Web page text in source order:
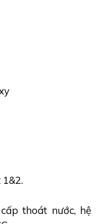
thoát nước, hệ